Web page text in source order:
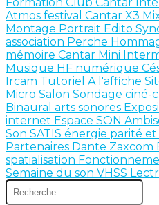
Atmos festival Cantar X3
Montage Portrait Edito
association Perche
mémoire Cantar Mini
Musique HF numérique
Ircam Tutoriel A l'affiche
Micro Salon Sondage ciné-
Binaural arts sonores
internet Espace SON
Son SATIS énergie parité et
Partenaires Dante Zaxcom
spatialisation
Semaine du son VHSS